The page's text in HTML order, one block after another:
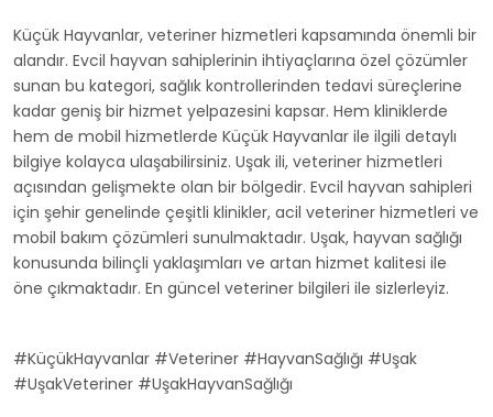
Küçük Hayvanlar, veteriner hizmetleri kapsamında önemli bir
alandır. Evcil hayvan sahiplerinin ihtiyaçlarına özel çözümler
sunan bu kategori, sağlık kontrollerinden tedavi süreçlerine
kadar geniş bir hizmet yelpazesini kapsar. Hem kliniklerde
hem de mobil hizmetlerde Küçük Hayvanlar ile ilgili detaylı
bilgiye kolayca ulaşabilirsiniz. Uşak ili, veteriner hizmetleri
açısından gelişmekte olan bir bölgedir. Evcil hayvan sahipleri
için şehir genelinde çeşitli klinikler, acil veteriner hizmetleri ve
mobil bakım çözümleri sunulmaktadır. Uşak, hayvan sağlığı
konusunda bilinçli yaklaşımları ve artan hizmet kalitesi ile
öne çıkmaktadır. En güncel veteriner bilgileri ile sizlerleyiz.
#KüçükHayvanlar #Veteriner #HayvanSağlığı #Uşak
#UşakVeteriner #UşakHayvanSağlığı